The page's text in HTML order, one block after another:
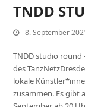
TNDD
8. September
TNDD studio round
des
lokale
zusammen. Es gibt